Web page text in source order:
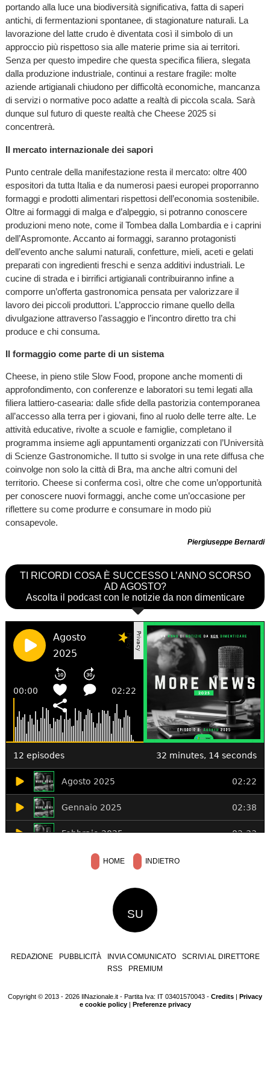
portando alla luce una biodiversità significativa, fatta di saperi
antichi, di fermentazioni spontanee, di stagionature naturali. La
lavorazione del latte crudo è diventata così il simbolo di un
approccio più rispettoso sia alle materie prime sia ai territori.
Senza per questo impedire che questa specifica filiera, slegata
dalla produzione industriale, continui a restare fragile: molte
aziende artigianali chiudono per difficoltà economiche, mancanza
di servizi o normative poco adatte a realtà di piccola scala. Sarà
dunque sul futuro di queste realtà che Cheese 2025 si
concentrerà.
Il mercato internazionale dei sapori
Punto centrale della manifestazione resta il mercato: oltre 400
espositori da tutta Italia e da numerosi paesi europei proporranno
formaggi e prodotti alimentari rispettosi dell’economia sostenibile.
Oltre ai formaggi di malga e d’alpeggio, si potranno conoscere
produzioni meno note, come il Tombea dalla Lombardia e i caprini
dell’Aspromonte. Accanto ai formaggi, saranno protagonisti
dell’evento anche salumi naturali, confetture, mieli, aceti e gelati
preparati con ingredienti freschi e senza additivi industriali. Le
cucine di strada e i birrifici artigianali contribuiranno infine a
comporre un’offerta gastronomica pensata per valorizzare il
lavoro dei piccoli produttori. L’approccio rimane quello della
divulgazione attraverso l’assaggio e l’incontro diretto tra chi
produce e chi consuma.
Il formaggio come parte di un sistema
Cheese, in pieno stile Slow Food, propone anche momenti di
approfondimento, con conferenze e laboratori su temi legati alla
filiera lattiero-casearia: dalle sfide della pastorizia contemporanea
all’accesso alla terra per i giovani, fino al ruolo delle terre alte. Le
attività educative, rivolte a scuole e famiglie, completano il
programma insieme agli appuntamenti organizzati con l’Università
di Scienze Gastronomiche. Il tutto si svolge in una rete diffusa che
coinvolge non solo la città di Bra, ma anche altri comuni del
territorio. Cheese si conferma così, oltre che come un’opportunità
per conoscere nuovi formaggi, anche come un’occasione per
riflettere su come produrre e consumare in modo più
consapevole.
Piergiuseppe Bernardi
TI RICORDI COSA È SUCCESSO L’ANNO SCORSO
AD AGOSTO?
Ascolta il podcast con le notizie da non dimenticare
HOME INDIETRO
SU
REDAZIONE PUBBLICITÀ INVIA COMUNICATO
SCRIVI AL DIRETTORE
RSS
PREMIUM
Copyright © 2013 - 2026 IlNazionale.it - Partita Iva: IT 03401570043 - Credits
Privacy
e cookie policy| Preferenze privacy